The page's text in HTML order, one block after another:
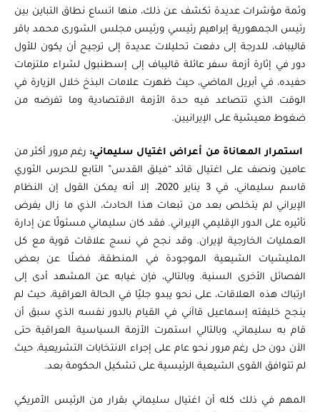
وثمة مؤشرات عديدة تكشف عن ذلك، منها اتساع نطاق التباين بين
رئيس الجمهورية إبراهيم رئيسي ورئيس مجلس الشورى محمد باقر
قاليباف، للدرجة إلى دفعت تحليلات عديدة إلى ترجيح أن يكون للأول
دور في إثارة أزمة سفر عائلة قاليباف إلى إسطنبول لشراء ملتزمات
حفيده، في أبريل الماضي، حيث ظهرت علامات البذخ خلال الزيارة في
الوقت الذي تتصاعد فيه حدة الأزمة الاقتصادية وما تفرضه من
ضغوط معيشية على الإيرانيين.
استمرار المعاناة من أعراض اغتيال سليماني:رغم مرور أكثر من
عامين ونصف على اغتيال قائد “فيلق القدس” التابع للحرس الثوري
قاسم سليماني، في 3 يناير 2020، إلا أنه يمكن القول إن النظام
الإيراني لم يتخلص بعد من تبعات هذا الحادث، الذي ما زال يفرض
تأثيره على الدور الإقليمي الإيراني. فقد كان سليماني مسئولًا عن إدارة
العمليات الخارجية لإيران. وقد نجح في نسج علاقات قوية مع كل
المليشيات الشيعية الموجودة في المنطقة، فضلًا عن بعض
الفصائل الأخرى السنية. وبالتالي، فإن غيابه عن المشهد أدى إلى
ارتباك هذه العلاقات، على نحو يبدو جليًا في الحالة العراقية، حيث لم
ينجح خليفته إسماعيل قاآني في القيام بالدور نفسه الذي سبق أن
قام به سليماني، وبالتالي استمرت الأزمة السياسية العراقية حتى
الآن دون حل رغم مرور نحو عام على إجراء الانتخابات التشريعية، حيث
لم تتوافق القوى الشيعية الرئيسية على تشكيل الحكومة بعد.
المهم في ذلك كله أن اغتيال سليماني بقرار من الرئيس الأمريكي